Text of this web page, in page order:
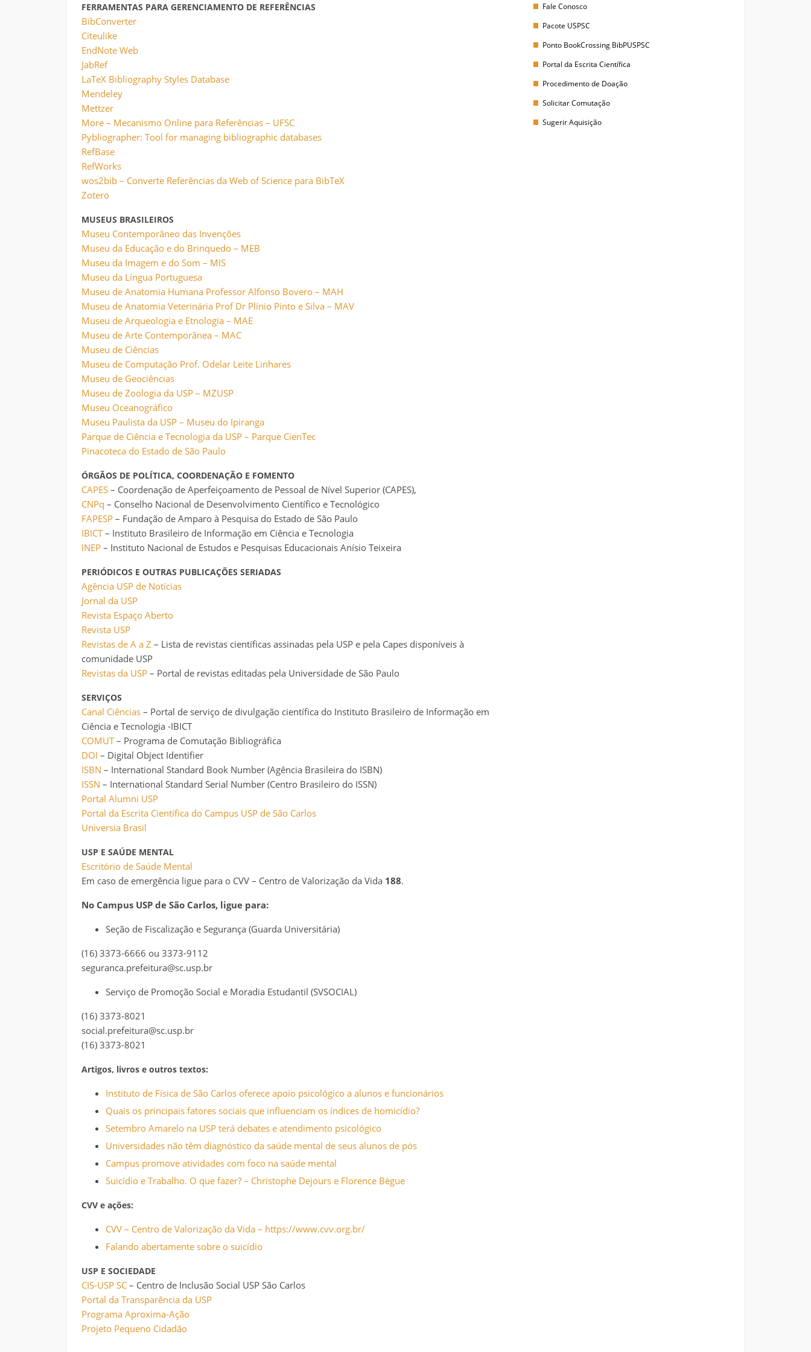
FERRAMENTAS PARA GERENCIAMENTO DE REFERÊNCIAS
BibConverter
Citeulike
EndNote Web
JabRef
LaTeX Bibliography Styles Database
Mendeley
Mettzer
More – Mecanismo Online para Referências – UFSC
Pybliographer: Tool for managing bibliographic databases
RefBase
RefWorks
wos2bib – Converte Referências da Web of Science para BibTeX
Zotero
MUSEUS BRASILEIROS
Museu Contemporâneo das Invenções
Museu da Educação e do Brinquedo – MEB
Museu da Imagem e do Som – MIS
Museu da Língua Portuguesa
Museu de Anatomia Humana Professor Alfonso Bovero – MAH
Museu de Anatomia Veterinária Prof Dr Plínio Pinto e Silva – MAV
Museu de Arqueologia e Etnologia – MAE
Museu de Arte Contemporânea – MAC
Museu de Ciências
Museu de Computação Prof. Odelar Leite Linhares
Museu de Geociências
Museu de Zoologia da USP – MZUSP
Museu Oceanográfico
Museu Paulista da USP – Museu do Ipiranga
Parque de Ciência e Tecnologia da USP – Parque CienTec
Pinacoteca do Estado de São Paulo
ÓRGÃOS DE POLÍTICA, COORDENAÇÃO E FOMENTO
CAPES– Coordenação de Aperfeiçoamento de Pessoal de Nível Superior (CAPES),
CNPq – Conselho Nacional de Desenvolvimento Científico e Tecnológico
FAPESP– Fundação de Amparo à Pesquisa do Estado de São Paulo
IBICT– Instituto Brasileiro de Informação em Ciência e Tecnologia
INEP– Instituto Nacional de Estudos e Pesquisas Educacionais Anísio Teixeira
PERIÓDICOS E OUTRAS PUBLICAÇÕES SERIADAS
Agência USP de Notícias
Jornal da USP
Revista Espaço Aberto
Revista USP
Revistas de A a Z – Lista de revistas científicas assinadas pela USP e pela Capes disponíveis à
comunidade USP
Revistas da USP– Portal de revistas editadas pela Universidade de São Paulo
SERVIÇOS
Canal Ciências– Portal de serviço de divulgação científica do Instituto Brasileiro de Informação em
Ciência e Tecnologia -IBICT
COMUT– Programa de Comutação Bibliográfica
DOI – Digital Object Identifier
ISBN – International Standard Book Number (Agência Brasileira do ISBN)
ISSN – International Standard Serial Number (Centro Brasileiro do ISSN)
Portal Alumni USP
Portal da Escrita Científica do Campus USP de São Carlos
Universia Brasil
USP E SAÚDE MENTAL
Escritório de Saúde Mental
Em caso de emergência ligue para o CVV – Centro de Valorização da Vida 188.
No Campus USP de São Carlos, ligue para:
Seção de Fiscalização e Segurança (Guarda Universitária)
(16) 3373-6666 ou 3373-9112
seguranca.prefeitura@sc.usp.br
Serviço de Promoção Social e Moradia Estudantil (SVSOCIAL)
(16) 3373-8021
social.prefeitura@sc.usp.br
(16) 3373-8021
Artigos, livros e outros textos:
Instituto de Física de São Carlos oferece apoio psicológico a alunos e funcionários
Quais os principais fatores sociais que influenciam os índices de homicídio?
Setembro Amarelo na USP terá debates e atendimento psicológico
Universidades não têm diagnóstico da saúde mental de seus alunos de pós
Campus promove atividades com foco na saúde mental
Suicídio e Trabalho. O que fazer? – Christophe Dejours e Florence Bègue
CVV e ações:
CVV – Centro de Valorização da Vida – https://www.cvv.org.br/
Falando abertamente sobre o suicídio
USP E SOCIEDADE
CIS-USP SC– Centro de Inclusão Social USP São Carlos
Portal da Transparência da USP
Programa Aproxima-Ação
Projeto Pequeno Cidadão
Fale Conosco
Pacote USPSC
Ponto BookCrossing BibPUSPSC
Portal da Escrita Científica
Procedimento de Doação
Solicitar Comutação
Sugerir Aquisição